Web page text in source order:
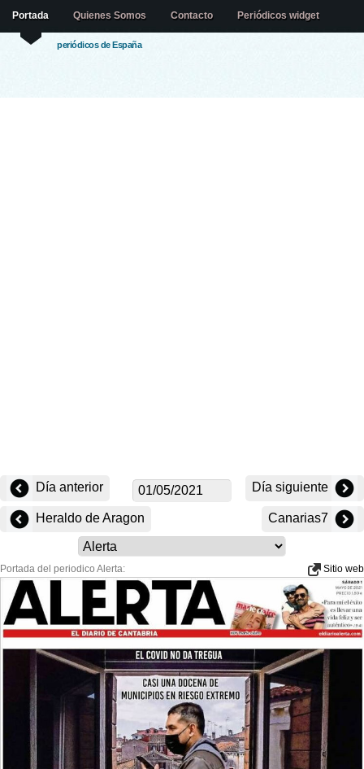
periódicos de España
Portada Quienes Somos Contacto Periódicos widget
Día anterior Día siguiente
Heraldo de Aragon Canarias7
Portada del periodico Alerta: Sitio web